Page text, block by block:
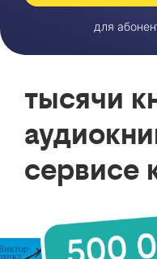
для
тысячи
сервисе